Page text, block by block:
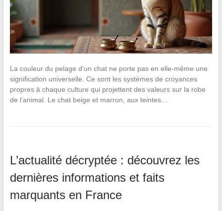
La couleur du pelage d’un chat ne porte pas en elle-même une
signification universelle. Ce sont les systèmes de croyances
propres à chaque culture qui projettent des valeurs sur la robe
de l’animal. Le chat beige et marron, aux teintes…
L’actualité décryptée : découvrez les
dernières informations et faits
marquants en France